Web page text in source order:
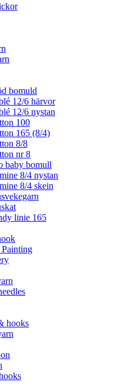
bomuld
12/6 härvor
12/6 nystan
100
165 (8/4)
8/8
nr 8
baby bomull
8/4 nystan
8/4 skein
linie 165
hooks